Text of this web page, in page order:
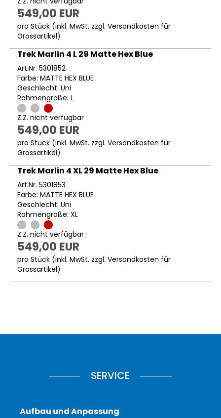
549,00 EUR
pro Stück (inkl. MwSt. zzgl. Versandkosten für
Grossartikel)
Trek Marlin 4 L 29 Matte Hex Blue
Art.Nr. 5301852
Farbe: MATTE HEX BLUE
Geschlecht: Uni
Rahmengröße: L
Z.Z. nicht verfügbar
549,00 EUR
pro Stück (inkl. MwSt. zzgl. Versandkosten für
Grossartikel)
Trek Marlin 4 XL 29 Matte Hex Blue
Art.Nr. 5301853
Farbe: MATTE HEX BLUE
Geschlecht: Uni
Rahmengröße: XL
Z.Z. nicht verfügbar
549,00 EUR
pro Stück (inkl. MwSt. zzgl. Versandkosten für
Grossartikel)
SERVICE
Aufbau und Anpassung